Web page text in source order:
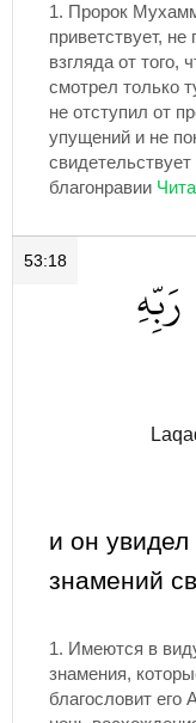
1. Пророк
приветствует,
взгляда от того,
смотрел только
не отступил от
упущений и не
благонравии
53:18 رَبِّهِ
и он
знамений
1. Имеются в
знамения,
благословит его